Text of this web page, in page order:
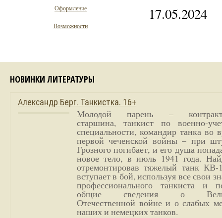
17.05.2024
Оформление
Возможности
НОВИНКИ ЛИТЕРАТУРЫ
Александр Берг. Танкистка. 16+
Молодой парень –
старшина, танкист по военно-
специальности, командир танка во
первой чеченской войны – при
Грозного погибает, и его душа
новое тело, в июль 1941 года.
отремонтировав тяжелый танк
вступает в бой, используя все свои
профессионального танкиста и
общие сведения о
Отечественной войне и о слабых
наших и немецких танков.